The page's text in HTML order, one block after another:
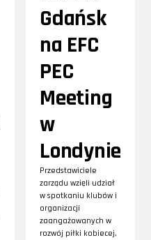
Gdańsk
na EFC
PEC
Meeting
w
Londynie
Przedstawiciele
zarządu wzięli udział
w spotkaniu klubów i
organizacji
zaangażowanych w
rozwój piłki kobiecej,